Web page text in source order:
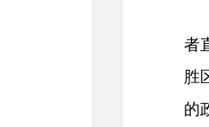
者
胜
的